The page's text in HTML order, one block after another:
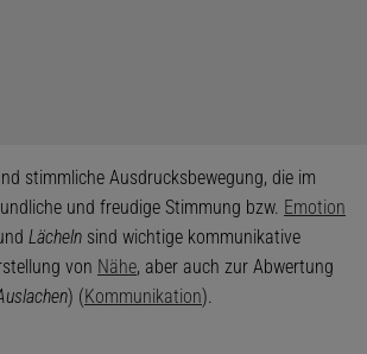
stimmliche Ausdrucksbewegung, die im
und freudige Stimmung bzw. Emotion
Lächeln sind wichtige kommunikative
von Nähe, aber auch zur Abwertung
) (Kommunikation).